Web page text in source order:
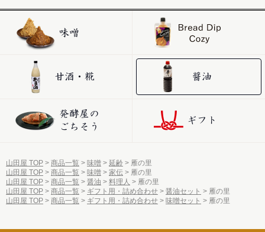
山田屋 TOP 商品一覧 味噌 延齢
雁の里
山田屋 TOP
商品一覧 味噌 家伝
雁の里
山田屋 TOP
商品一覧 醤油 料理人
雁の里
山田屋 TOP
商品一覧 ギフト用・詰め合わせ 醤油セット
雁の里
山田屋 TOP
商品一覧 ギフト用・詰め合わせ 味噌セット 雁の里